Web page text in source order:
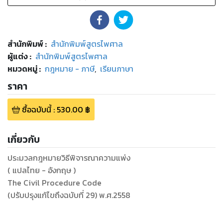
สำนักพิมพ์: สำนักพิมพ์สูตรไพศาล
ผู้แต่ง : สำนักพิมพ์สูตรไพศาล
หมวดหมู่: กฎหมาย - ภาษี, เรียนภาษา
ราคา
ซื้อฉบับนี้: 530.00 ฿
เกี่ยวกับ
ประมวลกฎหมายวิธีพิจารณาความแพ่ง
( แปลไทย - อังกฤษ )
The Civil Procedure Code
(ปรับปรุงแก้ไขถึงฉบับที่ 29) พ.ศ.2558